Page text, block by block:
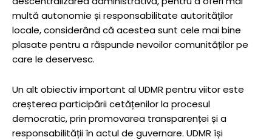
multă autonomie și responsabilitate autorităților
locale, considerând că acestea sunt cele mai bine
plasate pentru a răspunde nevoilor comunităților pe
care le deservesc.
Un alt obiectiv important al UDMR pentru viitor este
creșterea participării cetățenilor la procesul
democratic, prin promovarea transparenței și a
responsabilității în actul de guvernare. UDMR își